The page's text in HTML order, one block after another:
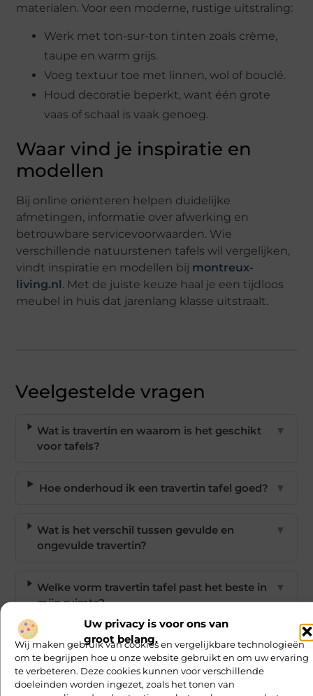
Uw privacy is voor ons van
groot belang.
Wij maken gebruik van cookies en vergelijkbare technologieën
om te begrijpen hoe u onze website gebruikt en om uw ervaring
te verbeteren. Deze cookies kunnen voor verschillende
doeleinden worden ingezet, zoals het tonen van
materialen. Voor een moderne, rustige uitstraling:
Werk met ton-sur-ton tinten zoals crème,
taupe en warm grijs.
Voeg textuur toe met linnen, wol of bouclé.
Houd decoratie beperkt, want één grote
vaas of schaal is vaak genoeg.
Waar vind je inspiratie en
modellen
Bij online oriënteren helpen duidelijke
afmetingen, informatie over afwerking en
betrouwbare servicevoorwaarden. Wie
verschillende natuurstenen tafels wil vergelijken,
vindt inspiratie en modellen bij montreux-
living.nl. Met de juiste keuze haal je een tijdloos
meubel in huis dat jarenlang klasse uitstraalt.
Veelgestelde vragen
Wat is travertin en waarom is het geschikt
voor tafels?
▼
Hoe onderhoud ik een travertin tafel goed? ▼
Wat is het verschil tussen gevulde en
ongevulde travertin?
▼
Welke vorm travertin tafel past het beste in
mijn ruimte?
▼
Kan ik travertin combineren met ander
interieur?
▼